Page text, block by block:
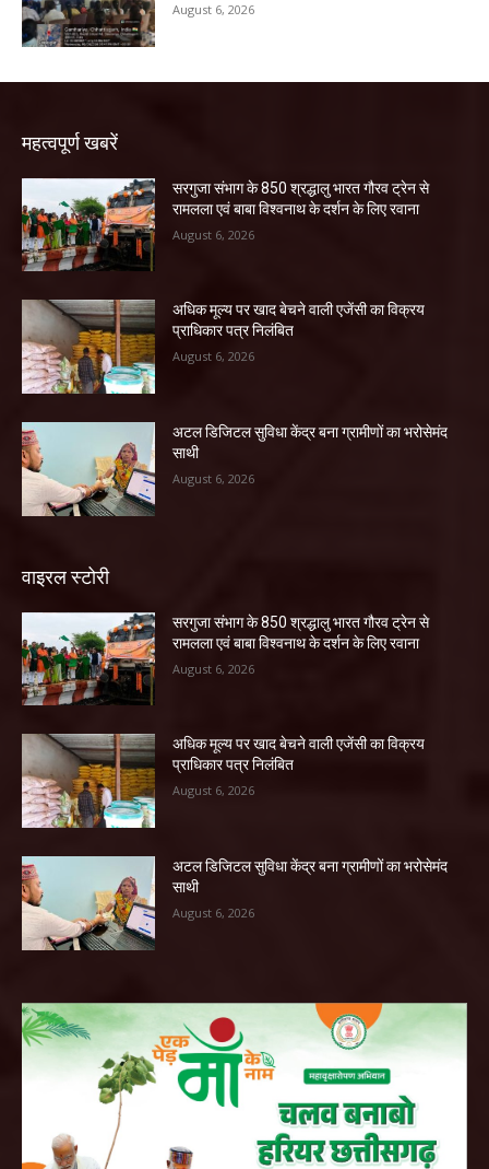
August 6, 2026
महत्वपूर्ण खबरें
सरगुजा संभाग के 850 श्रद्धालु भारत गौरव ट्रेन से
रामलला एवं बाबा विश्वनाथ के दर्शन के लिए रवाना
August 6, 2026
अधिक मूल्य पर खाद बेचने वाली एजेंसी का विक्रय
प्राधिकार पत्र निलंबित
August 6, 2026
अटल डिजिटल सुविधा केंद्र बना ग्रामीणों का भरोसेमंद
साथी
August 6, 2026
वाइरल स्टोरी
सरगुजा संभाग के 850 श्रद्धालु भारत गौरव ट्रेन से
रामलला एवं बाबा विश्वनाथ के दर्शन के लिए रवाना
August 6, 2026
अधिक मूल्य पर खाद बेचने वाली एजेंसी का विक्रय
प्राधिकार पत्र निलंबित
August 6, 2026
अटल डिजिटल सुविधा केंद्र बना ग्रामीणों का भरोसेमंद
साथी
August 6, 2026